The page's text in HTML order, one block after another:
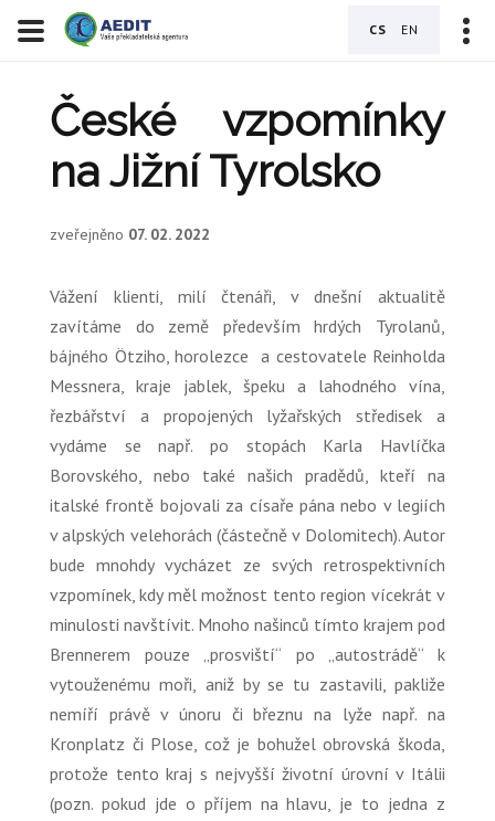
CS EN
České vzpomínky
na Jižní Tyrolsko
zveřejněno 07. 02. 2022
Vážení klienti, milí čtenáři, v dnešní aktualitě
zavítáme do země především hrdých Tyrolanů,
bájného Ötziho, horolezce a cestovatele Reinholda
Messnera, kraje jablek, špeku a lahodného vína,
řezbářství a propojených lyžařských středisek a
vydáme se např. po stopách Karla Havlíčka
Borovského, nebo také našich pradědů, kteří na
italské frontě bojovali za císaře pána nebo v legiích
v alpských velehorách (částečně v Dolomitech). Autor
bude mnohdy vycházet ze svých retrospektivních
vzpomínek, kdy měl možnost tento region vícekrát v
minulosti navštívit. Mnoho našinců tímto krajem pod
Brennerem pouze „prosviští“ po „autostrádě“ k
vytouženému moři, aniž by se tu zastavili, pakliže
nemíří právě v únoru či březnu na lyže např. na
Kronplatz či Plose, což je bohužel obrovská škoda,
protože tento kraj s nejvyšší životní úrovní v Itálii
(pozn. pokud jde o příjem na hlavu, je to jedna z